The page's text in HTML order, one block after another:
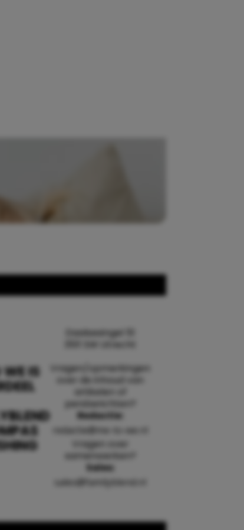
WE IS
Daalsesingel 51
3511 SW Utrecht
Vragen/opmerkingen
over de inhoud van
artikelen of
persberichten?
Redactie:
redactie@me-to-we.nl
Vragen over
samenwerken?
Sales:
sales@familyblend.nl